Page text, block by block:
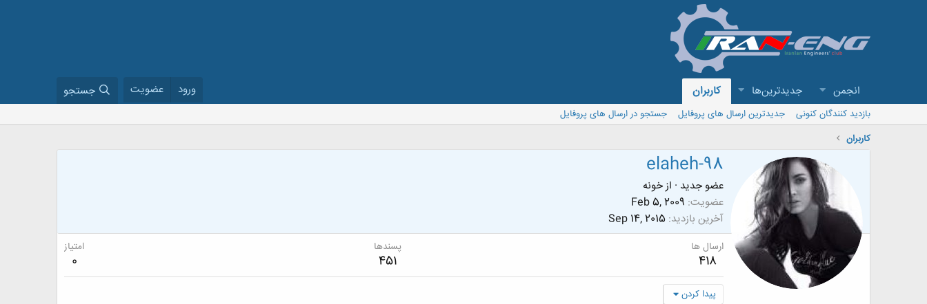
انجمن جدیدترین‌ها کاربران ورود عضویت جستجو
بازدید کنندگان کنونی جدیدترین ارسال های پروفایل
جستجو در ارسال های پروفایل
کاربران
elaheh-98
عضو جدید · ازخونه
عضویت Feb 5, 2009
آخرین بازدید Sep 14, 2015
ارسال ها
418
پسندها
451
امتیاز
0
پیدا کردن